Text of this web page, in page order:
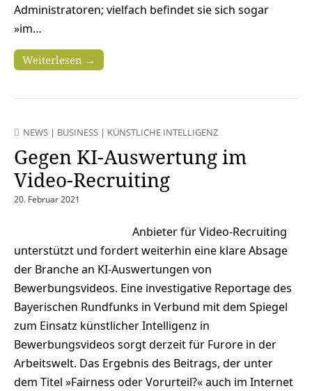
Administratoren; vielfach befindet sie sich sogar
»im…
Weiterlesen →
NEWS | BUSINESS | KÜNSTLICHE INTELLIGENZ
Gegen KI-Auswertung im
Video-Recruiting
20. Februar 2021
Anbieter für Video-Recruiting
unterstützt und fordert weiterhin eine klare Absage
der Branche an KI-Auswertungen von
Bewerbungsvideos. Eine investigative Reportage des
Bayerischen Rundfunks in Verbund mit dem Spiegel
zum Einsatz künstlicher Intelligenz in
Bewerbungsvideos sorgt derzeit für Furore in der
Arbeitswelt. Das Ergebnis des Beitrags, der unter
dem Titel »Fairness oder Vorurteil?« auch im Internet